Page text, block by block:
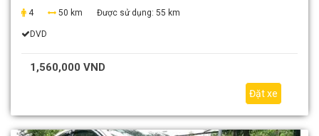
4
50 km Được sử dụng: 55 km
DVD
1,560,000 VND
Đặt xe